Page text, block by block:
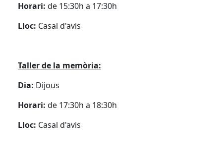
Horari: de 15:30h a 17:30h
Lloc: Casal d'avis
Taller de la memòria:
Dia: Dijous
Horari: de 17:30h a 18:30h
Lloc: Casal d'avis